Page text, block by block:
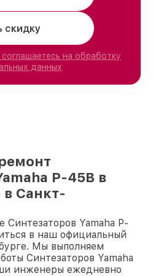
скидку
на обработку
данных
P-45B в
Санкт-
Синтезаторов Yamaha P-
в наш официальный
Мы выполняем
Синтезаторов Yamaha
инженеры ежедневно